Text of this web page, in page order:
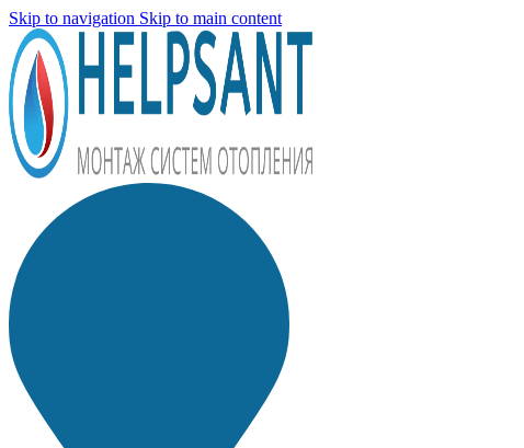
Skip to navigation Skip to main content